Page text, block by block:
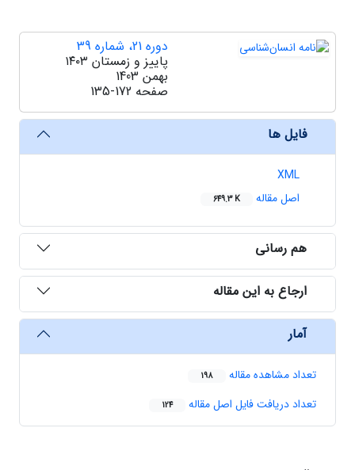
دوره 21، شماره 39
پاییز و زمستان ۱۴۰۳
بهمن 1403
صفحه 135-172
فایل ها
XML
اصل مقاله
649.3 K
هم رسانی
ارجاع به این مقاله
آمار
تعداد مشاهده مقاله 198
تعداد دریافت فایل اصل مقاله 124